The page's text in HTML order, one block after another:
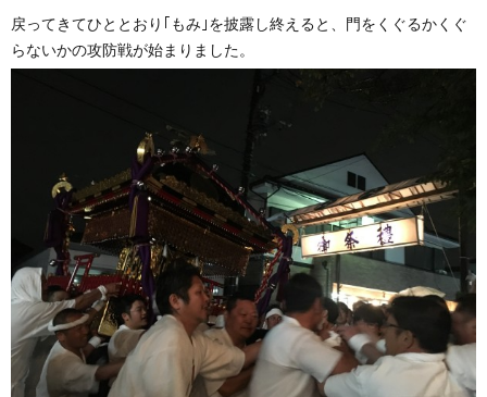
戻ってきてひととおり｢もみ｣を披露し終えると、門をくぐるかくぐ
らないかの攻防戦が始まりました。